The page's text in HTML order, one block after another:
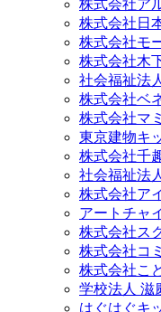
株式会社ア
株式会社日
株式会社モ
株式会社木
社会福祉法
株式会社ベ
株式会社マ
東京建物キ
株式会社千
社会福祉法
株式会社ア
アートチャ
株式会社ス
株式会社コ
株式会社こ
学校法人 滋
はぐはぐキ